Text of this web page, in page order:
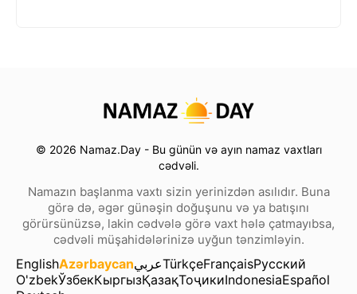
© 2026 Namaz.Day - Bu günün və ayın namaz vaxtları
cədvəli.
Namazın başlanma vaxtı sizin yerinizdən asılıdır. Buna
görə də, əgər günəşin doğuşunu və ya batışını
görürsünüzsə, lakin cədvələ görə vaxt hələ çatmayıbsa,
cədvəli müşahidələrinizə uyğun tənzimləyin.
EnglishAzərbaycanعربيTürkçeFrançaisРусский
O'zbekЎзбекКыргызҚазақТоҷикиIndonesiaEspañol